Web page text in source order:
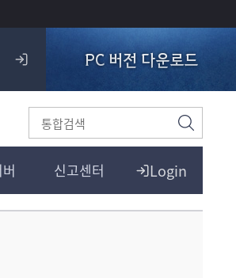
로
PC 버전 다운로드
검
색
Login
신고센터